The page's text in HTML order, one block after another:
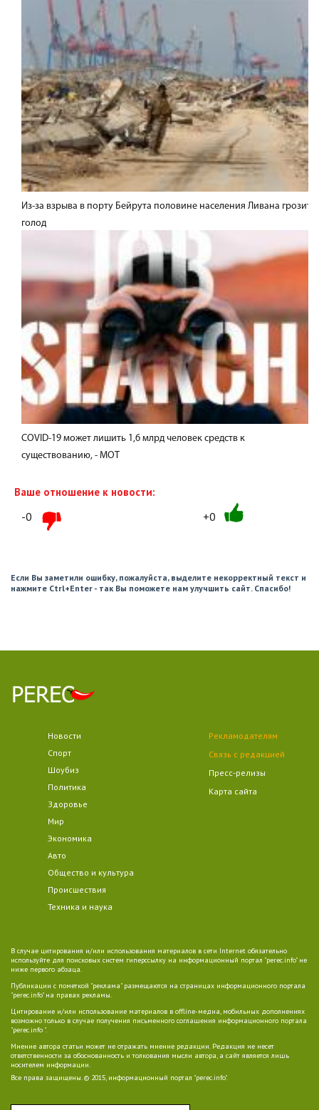
Из-за взрыва в порту Бейрута половине населения Ливана грозит
голод
COVID-19 может лишить 1,6 млрд человек средств к
существованию, - МОТ
Ваше отношение к новости:
-0 +0
Если Вы заметили ошибку, пожалуйста, выделите некорректный текст и
нажмите Ctrl+Enter - так Вы поможете нам улучшить сайт. Спасибо!
Новости
Спорт
Шоубиз
Политика
Здоровье
Мир
Экономика
Авто
Общество и культура
Происшествия
Техника и наука
Рекламодателям
Связь с редакцией
Пресс-релизы
Карта сайта
В случае цитирования и/или использования материалов в сети Internet обязательно
используйте для поисковых систем гиперссылку на информационный портал "perec.info" не
ниже первого абзаца.
Публикации с пометкой "реклама" размещаются на страницах информационного портала
"perec.info" на правах рекламы.
Цитирование и/или использование материалов в offline-медиа, мобильных дополнениях
возможно только в случае получения письменного соглашения информационного портала
"perec.info ".
Мнение автора статьи может не отражать мнение редакции. Редакция не несет
ответственности за обоснованность и толкования мысли автора, а сайт является лишь
носителем информации.
Все права защищены. © 2015, информационный портал "perec.info".